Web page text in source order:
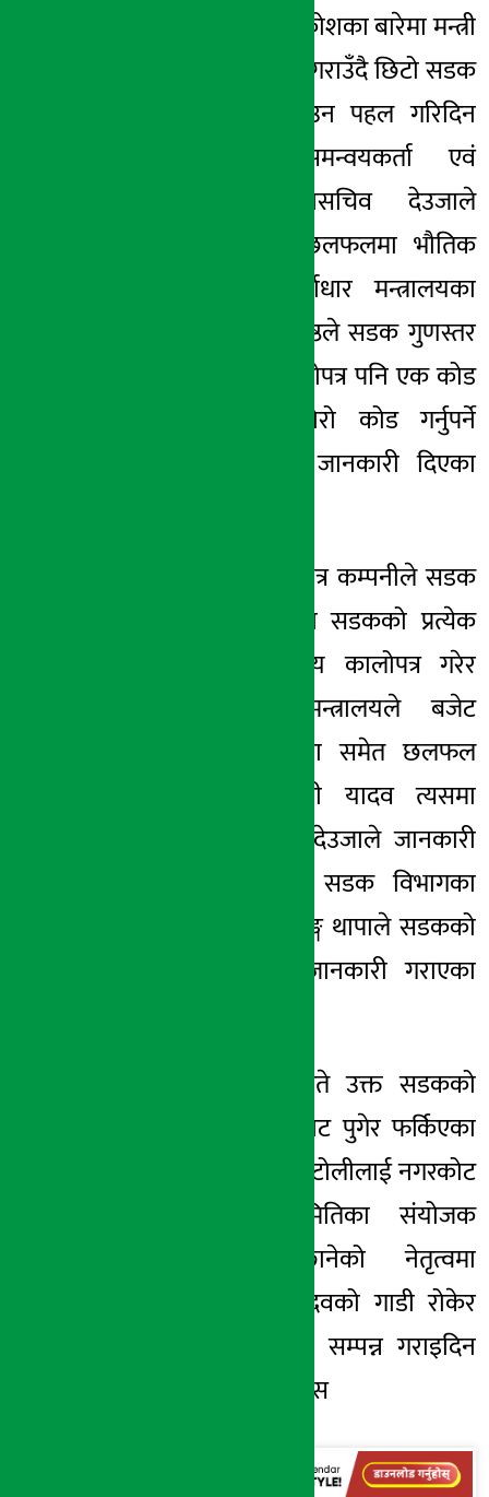
स्थानीयवासीको आक्रोशका बारेमा मन्त्री
यादवलाई जानकारी गराउँदै छिटो सडक
निर्माण सम्पन्न गराउन पहल गरिदिन
आग्रह गरेका समन्वयकर्ता एवं
महासंघका पूर्वमहासचिव देउजाले
जानकारी दिए । छलफलमा भौतिक
यातायात तथा पूर्वाधार मन्त्रालयका
सचिव रवीन्द्रनाथ श्रेष्ठले सडक गुणस्तर
बन्न नसकेको र कालोपत्र पनि एक कोड
मात्र भएकाले दोहोरो कोड गर्नुपर्ने
आवश्यकता रहेको जानकारी दिएका
आगामी दुई महिनाभित्र कम्पनीले सडक
निर्माण सम्पन्न गरेमा सडकको प्रत्येक
मोडमोडमा गुणस्तरीय कालोपत्र गरेर
टिकाउ बनाउन मन्त्रालयले बजेट
विनियोजन गर्नेबारेमा समेत छलफल
भएको छ । मन्त्री यादव त्यसमा
सकारात्मक भएको देउजाले जानकारी
दिए । छलफलमा सडक विभागका
महानिर्देशक अर्जुनजङ्ग थापाले सडकको
अवस्थाका बारेमा जानकारी गराएका
गत कात्तिक २८ गते उक्त सडकको
निरीक्षण गर्दै नगरकोट पुगेर फर्किएका
मन्त्री यावदसहितको टोलीलाई नगरकोट
सडक संघर्ष समितिका संयोजक
राजकुमार लामिछानेको नेतृत्वमा
स्थानीयले मन्त्री यादवको गाडी रोकेर
सडक छिटो निर्माण सम्पन्न गराइदिन
माग गरेका थिए ।रासस